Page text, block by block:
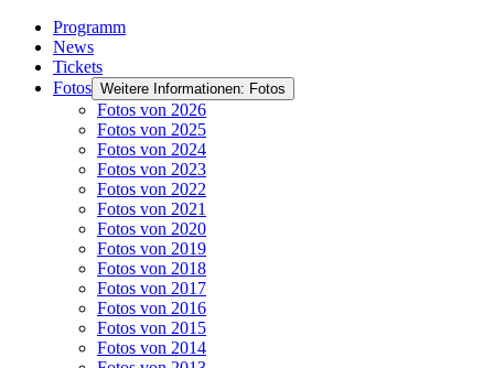
Programm
News
Tickets
Fotos Weitere Informationen: Fotos
Fotos von 2026
Fotos von 2025
Fotos von 2024
Fotos von 2023
Fotos von 2022
Fotos von 2021
Fotos von 2020
Fotos von 2019
Fotos von 2018
Fotos von 2017
Fotos von 2016
Fotos von 2015
Fotos von 2014